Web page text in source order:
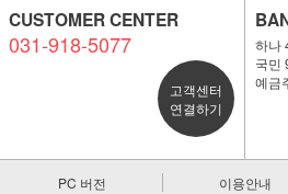
CUSTOMER CENTER
031-918-5077
고객센터
연결하기
하나
국민
예금
PC 버전 이용안내